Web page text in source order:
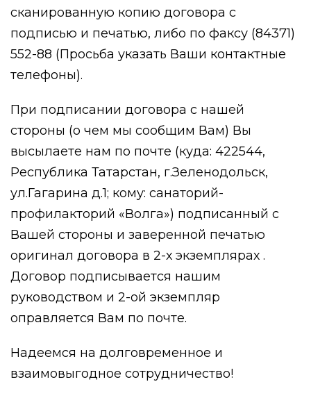
сканированную копию договора с
подписью и печатью, либо по факсу (84371)
552-88 (Просьба указать Ваши контактные
телефоны).
При подписании договора с нашей
стороны (о чем мы сообщим Вам) Вы
высылаете нам по почте (куда: 422544,
Республика Татарстан, г.Зеленодольск,
ул.Гагарина д.1; кому: санаторий-
профилакторий «Волга») подписанный с
Вашей стороны и заверенной печатью
оригинал договора в 2-х экземплярах .
Договор подписывается нашим
руководством и 2-ой экземпляр
оправляется Вам по почте.
Надеемся на долговременное и
взаимовыгодное сотрудничество!